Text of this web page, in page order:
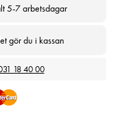
5-7 arbetsdagar
gör du i kassan
18 40 00